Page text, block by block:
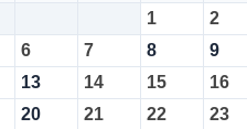
1
2
6 7 8
9
13 14 15
16
20 21 22
23